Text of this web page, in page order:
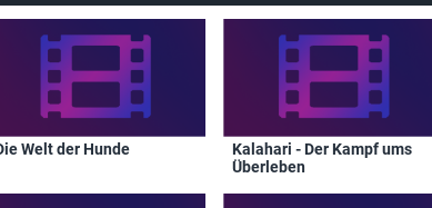
Welt der Hunde
Kalahari - Der Kampf ums
Überleben